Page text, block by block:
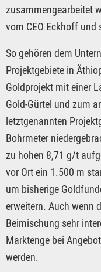
zusammengearbeitet
vom CEO Eckhoff und
So gehören dem
Projektgebiete in
Goldprojekt mit einer
Gold-Gürtel und zum
letztgenannten
Bohrmeter
zu hohen 8,71 g/t
vor Ort ein 1.500 m
um bisherige
erweitern. Auch wenn
Beimischung sehr
Marktenge bei
werden.